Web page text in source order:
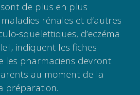
de plus en plus
rénales et d’autres
squelettiques, d’eczéma
indiquent les fiches
les pharmaciens devront
au moment de la
préparation.